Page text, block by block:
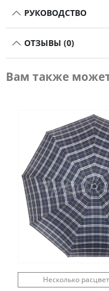
РУКОВОДСТВО
ОТЗЫВЫ (0)
Вам также
Несколько